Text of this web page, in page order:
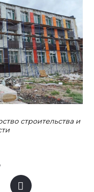
строительства и